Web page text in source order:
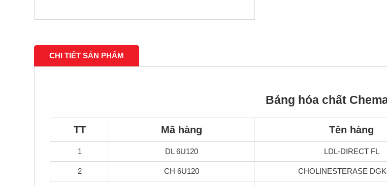
CHI TIẾT SẢN PHẨM
Bảng hóa chất
TT Mã hàng Tên hàng
1 DL 6U120 LDL-DIRECT FL
2 CH 6U120 CHOLINESTERASE